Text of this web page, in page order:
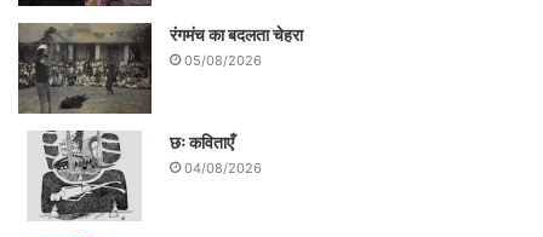
रंगमंच का बदलता चेहरा
05/08/2026
छः कविताएँ
04/08/2026